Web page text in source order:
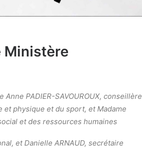
Ministère
Anne PADIER-SAVOUROUX, conseillère
et physique et du sport, et Madame
et des ressources humaines
et Danielle ARNAUD, secrétaire